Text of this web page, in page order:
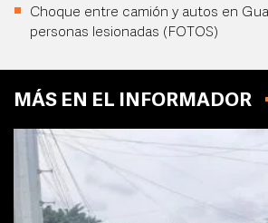
Choque entre camión y autos en
personas lesionadas (FOTOS)
MÁS EN EL INFORMADOR